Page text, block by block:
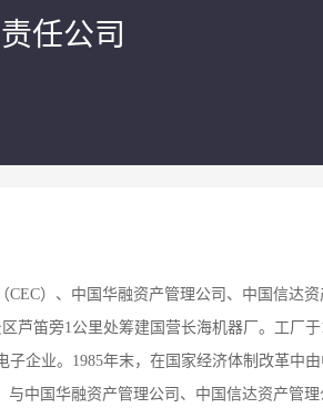
任公司
）、中国华融资产管理公司、中国信达资
芦笛旁1公里处筹建国营长海机器厂。工厂
企业。1985年末，在国家经济体制改革中由
中国华融资产管理公司、中国信达资产管